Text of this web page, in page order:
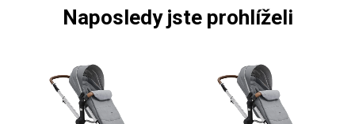
Naposledy jste prohlíželi